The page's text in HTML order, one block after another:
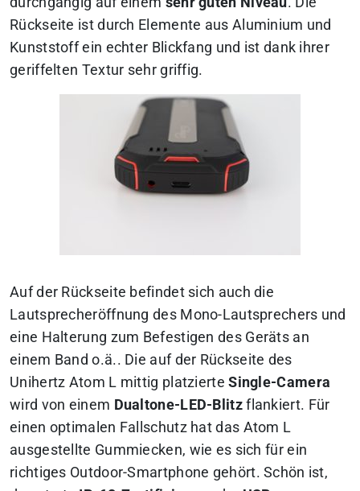
Rückseite ist durch Elemente aus Aluminium und
Kunststoff ein echter Blickfang und ist dank ihrer
geriffelten Textur sehr griffig.
Auf der Rückseite befindet sich auch die
Lautsprecheröffnung des Mono-Lautsprechers und
eine Halterung zum Befestigen des Geräts an
einem Band o.ä.. Die auf der Rückseite des
Unihertz Atom L mittig platzierteSingle-Camera
wird von einem Dualtone-LED-Blitzflankiert. Für
einen optimalen Fallschutz hat das Atom L
ausgestellte Gummiecken, wie es sich für ein
richtiges Outdoor-Smartphone gehört. Schön ist,